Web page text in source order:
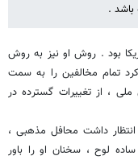
باشد .
بود . روش او نیز به روش
تمام مخالفین را به سمت
، از تغییرات گسترده در
انتظار داشت محافل مذهبی ،
لوح ، سخنان او را باور